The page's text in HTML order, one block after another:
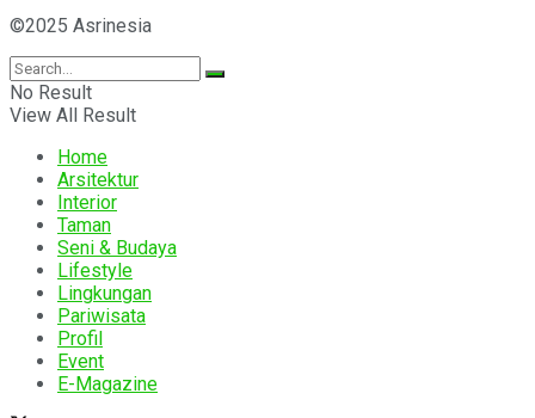
©2025 Asrinesia
No Result
View All Result
Home
Arsitektur
Interior
Taman
Seni & Budaya
Lifestyle
Lingkungan
Pariwisata
Profil
Event
E-Magazine